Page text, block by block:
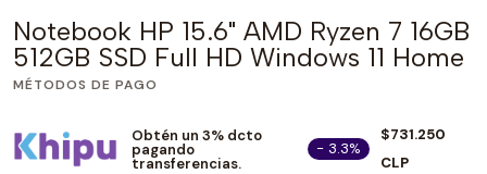
Notebook HP 15.6" AMD Ryzen 7 16GB
512GB SSD Full HD Windows 11 Home
MÉTODOS DE PAGO
Obtén un 3% dcto
pagando
transferencias.
- 3.3%
$731.250
CLP